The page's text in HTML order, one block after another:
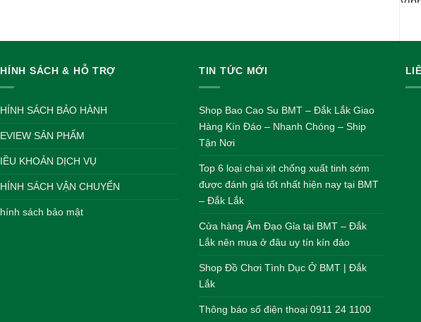
SÁCH & HỖ TRỢ
SÁCH BẢO HÀNH
SẢN PHẨM
KHOẢN DỊCH VỤ
SÁCH VẬN CHUYỂN
sách bảo mật
TIN TỨC MỚI
Shop Bao Cao Su BMT – Đắk Lắk Giao
Hàng Kín Đáo – Nhanh Chóng – Ship
Tận Nơi
Top 6 loại chai xịt chống xuất tinh sớm
được đánh giá tốt nhất hiện nay tại BMT
– Đắk Lắk
Cửa hàng Âm Đạo Gỉa tại BMT – Đắk
Lắk nên mua ở đâu uy tín kín đáo
Shop Đồ Chơi Tình Dục Ở BMT | Đắk
Lắk
Thông báo số điện thoại 0911 24 1100